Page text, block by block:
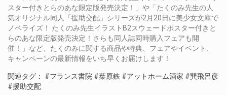
スター付きとらのあな限定版発売決定！」や「たくのみ先生の人
気オリジナル同人「援助交配」シリーズが2月20日に美少女文庫で
ノベライズ！ たくのみ先生イラストB2スウェードポスター付きと
らのあな限定版発売決定！さらも同人誌同時購入フェアも開
催！」など、たくのみに関する商品や特典、フェアやイベント、
キャンペーンの最新情報をいち早くお届けします！
関連タグ： #フランス書院 #葉原鉄 #アットホーム酒家 #巽飛呂彦
#援助交配